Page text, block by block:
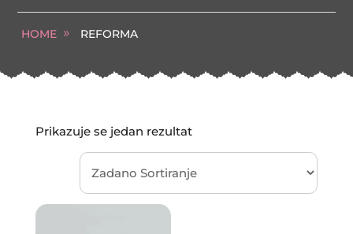
HOME REFORMA
Prikazuje se jedan rezultat